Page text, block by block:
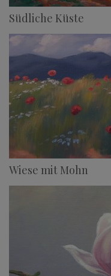
Südliche Küste
Wiese mit Mohn